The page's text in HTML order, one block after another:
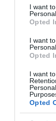
consentI want
Opted
I want
Opted
I want
Opted